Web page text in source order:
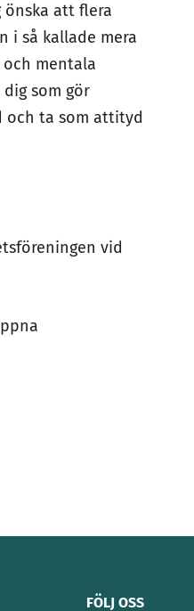
önska att flera
i så kallade mera
mentala
som gör
och ta som attityd
vid
FÖLJ OSS